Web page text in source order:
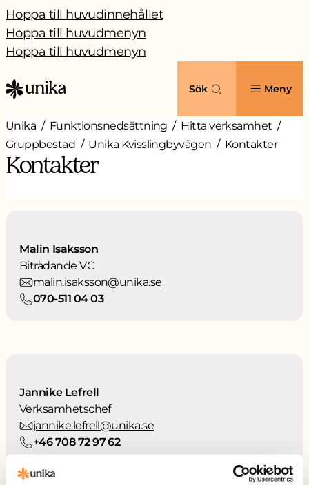
Hoppa till huvudinnehållet
Hoppa till huvudmenyn
Hoppa till huvudmenyn
Sök Meny
Unika Funktionsnedsättning
Hitta verksamhet
Gruppbostad
Unika Kvisslingbyvägen Kontakter
Kontakter
Malin Isaksson
Biträdande VC
malin.isaksson@unika.se
070-511 04 03
Jannike Lefrell
Verksamhetschef
jannike.lefrell@unika.se
+46 708 72 97 62